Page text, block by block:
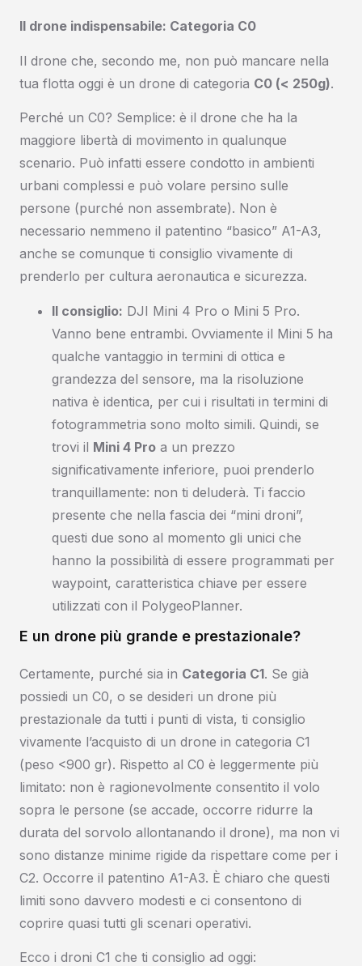
Il drone indispensabile: Categoria C0
Il drone che, secondo me, non può mancare nella
tua flotta oggi è un drone di categoria C0 (< 250g).
Perché un C0? Semplice: è il drone che ha la
maggiore libertà di movimento in qualunque
scenario. Può infatti essere condotto in ambienti
urbani complessi e può volare persino sulle
persone (purché non assembrate). Non è
necessario nemmeno il patentino “basico” A1-A3,
anche se comunque ti consiglio vivamente di
prenderlo per cultura aeronautica e sicurezza.
Il consiglio: DJI Mini 4 Pro o Mini 5 Pro.
Vanno bene entrambi. Ovviamente il Mini 5 ha
qualche vantaggio in termini di ottica e
grandezza del sensore, ma la risoluzione
nativa è identica, per cui i risultati in termini di
fotogrammetria sono molto simili. Quindi, se
trovi il Mini 4 Pro a un prezzo
significativamente inferiore, puoi prenderlo
tranquillamente: non ti deluderà. Ti faccio
presente che nella fascia dei “mini droni”,
questi due sono al momento gli unici che
hanno la possibilità di essere programmati per
waypoint, caratteristica chiave per essere
utilizzati con il PolygeoPlanner.
E un drone più grande e prestazionale?
Certamente, purché sia in Categoria C1. Se già
possiedi un C0, o se desideri un drone più
prestazionale da tutti i punti di vista, ti consiglio
vivamente l’acquisto di un drone in categoria C1
(peso <900 gr). Rispetto al C0 è leggermente più
limitato: non è ragionevolmente consentito il volo
sopra le persone (se accade, occorre ridurre la
durata del sorvolo allontanando il drone), ma non vi
sono distanze minime rigide da rispettare come per i
C2. Occorre il patentino A1-A3. È chiaro che questi
limiti sono davvero modesti e ci consentono di
coprire quasi tutti gli scenari operativi.
Ecco i droni C1 che ti consiglio ad oggi: